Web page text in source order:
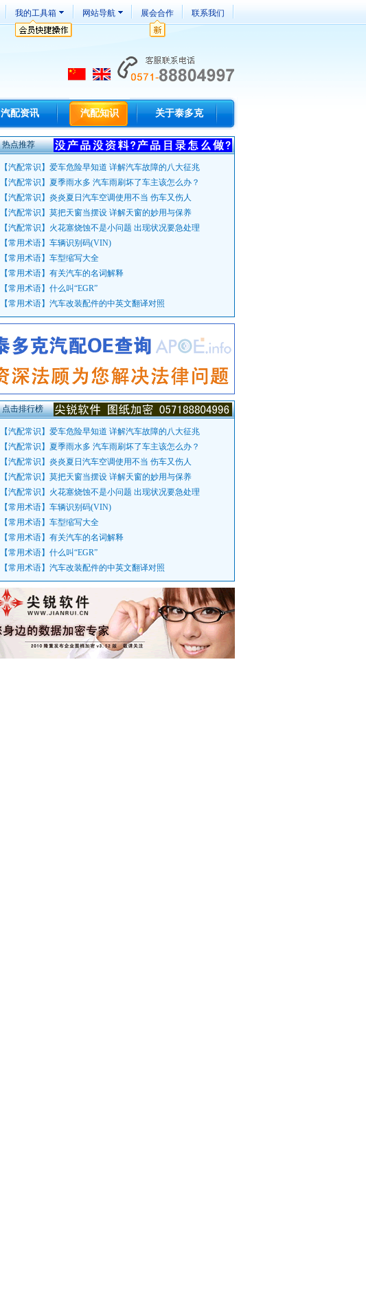
我的工具箱 网站导航 展会合作 联系我们
汽配资讯 汽配知识 关于泰多克
热点推荐
【汽配常识 】 爱车危险早知道 详解汽车故障的八大征兆
【汽配常识 】 夏季雨水多 汽车雨刷坏了车主该怎么办？
【汽配常识 】 炎炎夏日汽车空调使用不当 伤车又伤人
【汽配常识 】 莫把天窗当摆设 详解天窗的妙用与保养
【汽配常识 】 火花塞烧蚀不是小问题 出现状况要急处理
【常用术语】 车辆识别码(VIN)
【常用术语】 车型缩写大全
【常用术语】 有关汽车的名词解释
【常用术语】 什么叫“EGR”
【常用术语】 汽车改装配件的中英文翻译对照
点击排行榜
【汽配常识 】 爱车危险早知道 详解汽车故障的八大征兆
【汽配常识 】 夏季雨水多 汽车雨刷坏了车主该怎么办？
【汽配常识 】 炎炎夏日汽车空调使用不当 伤车又伤人
【汽配常识 】 莫把天窗当摆设 详解天窗的妙用与保养
【汽配常识 】 火花塞烧蚀不是小问题 出现状况要急处理
【常用术语】 车辆识别码(VIN)
【常用术语】 车型缩写大全
【常用术语】 有关汽车的名词解释
【常用术语】 什么叫“EGR”
【常用术语】 汽车改装配件的中英文翻译对照